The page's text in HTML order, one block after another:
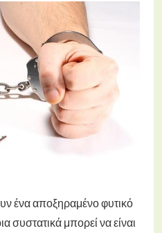
ένα αποξηραμένο φυτικό
συστατικά μπορεί να είναι